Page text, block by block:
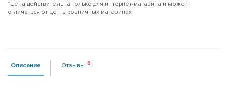
*Цена действительна только для интернет-магазина и может
отличаться от цен в розничных магазинах
Описание Отзывы